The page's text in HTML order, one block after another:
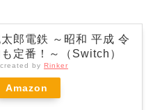
郎電鉄 ～昭和 平成 令
定番！～（Switch）
created by Rinker
Amazon